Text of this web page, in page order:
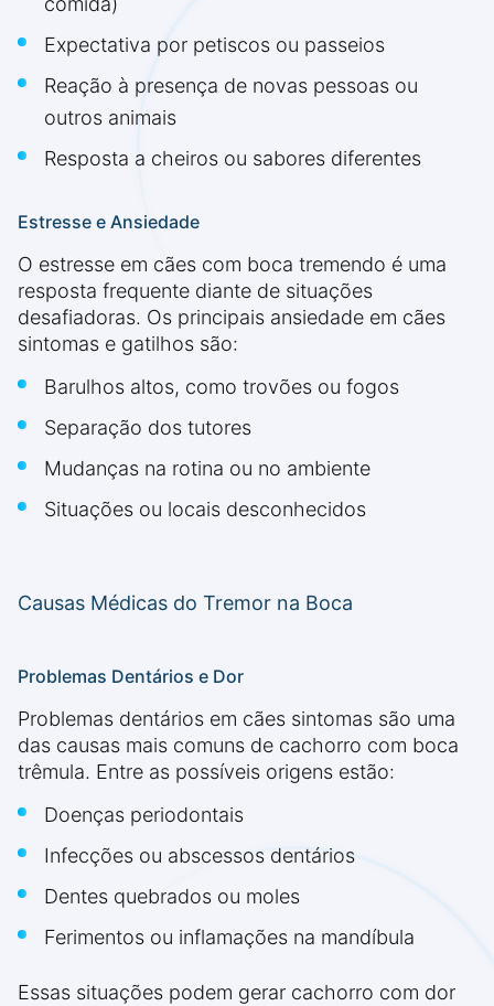
Expectativa por petiscos ou passeios
Reação à presença de novas pessoas ou
outros animais
Resposta a cheiros ou sabores diferentes
Estresse e Ansiedade
O estresse em cães com boca tremendo é uma
resposta frequente diante de situações
desafiadoras. Os principais ansiedade em cães
sintomas e gatilhos são:
Barulhos altos, como trovões ou fogos
Separação dos tutores
Mudanças na rotina ou no ambiente
Situações ou locais desconhecidos
Causas Médicas do Tremor na Boca
Problemas Dentários e Dor
Problemas dentários em cães sintomas são uma
das causas mais comuns de cachorro com boca
trêmula. Entre as possíveis origens estão:
Doenças periodontais
Infecções ou abscessos dentários
Dentes quebrados ou moles
Ferimentos ou inflamações na mandíbula
Essas situações podem gerar cachorro com dor